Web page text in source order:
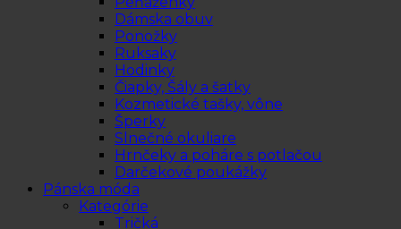
Dámska obuv
Ponožky
Ruksaky
Hodinky
Čiapky, Šály a šatky
Kozmetické tašky, vône
Šperky
Slnečné okuliare
Hrnčeky a poháre s potlačou
Darčekové poukážky
Pánska móda
Kategórie
Tričká